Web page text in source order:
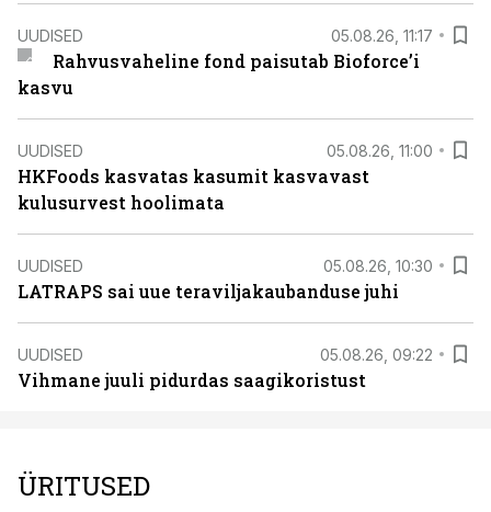
UUDISED 05.08.26, 11:17
Rahvusvaheline fond paisutab Bioforce’i
kasvu
UUDISED 05.08.26, 11:00
HKFoods kasvatas kasumit kasvavast
kulusurvest hoolimata
UUDISED 05.08.26, 10:30
LATRAPS sai uue teraviljakaubanduse juhi
UUDISED 05.08.26, 09:22
Vihmane juuli pidurdas saagikoristust
ÜRITUSED